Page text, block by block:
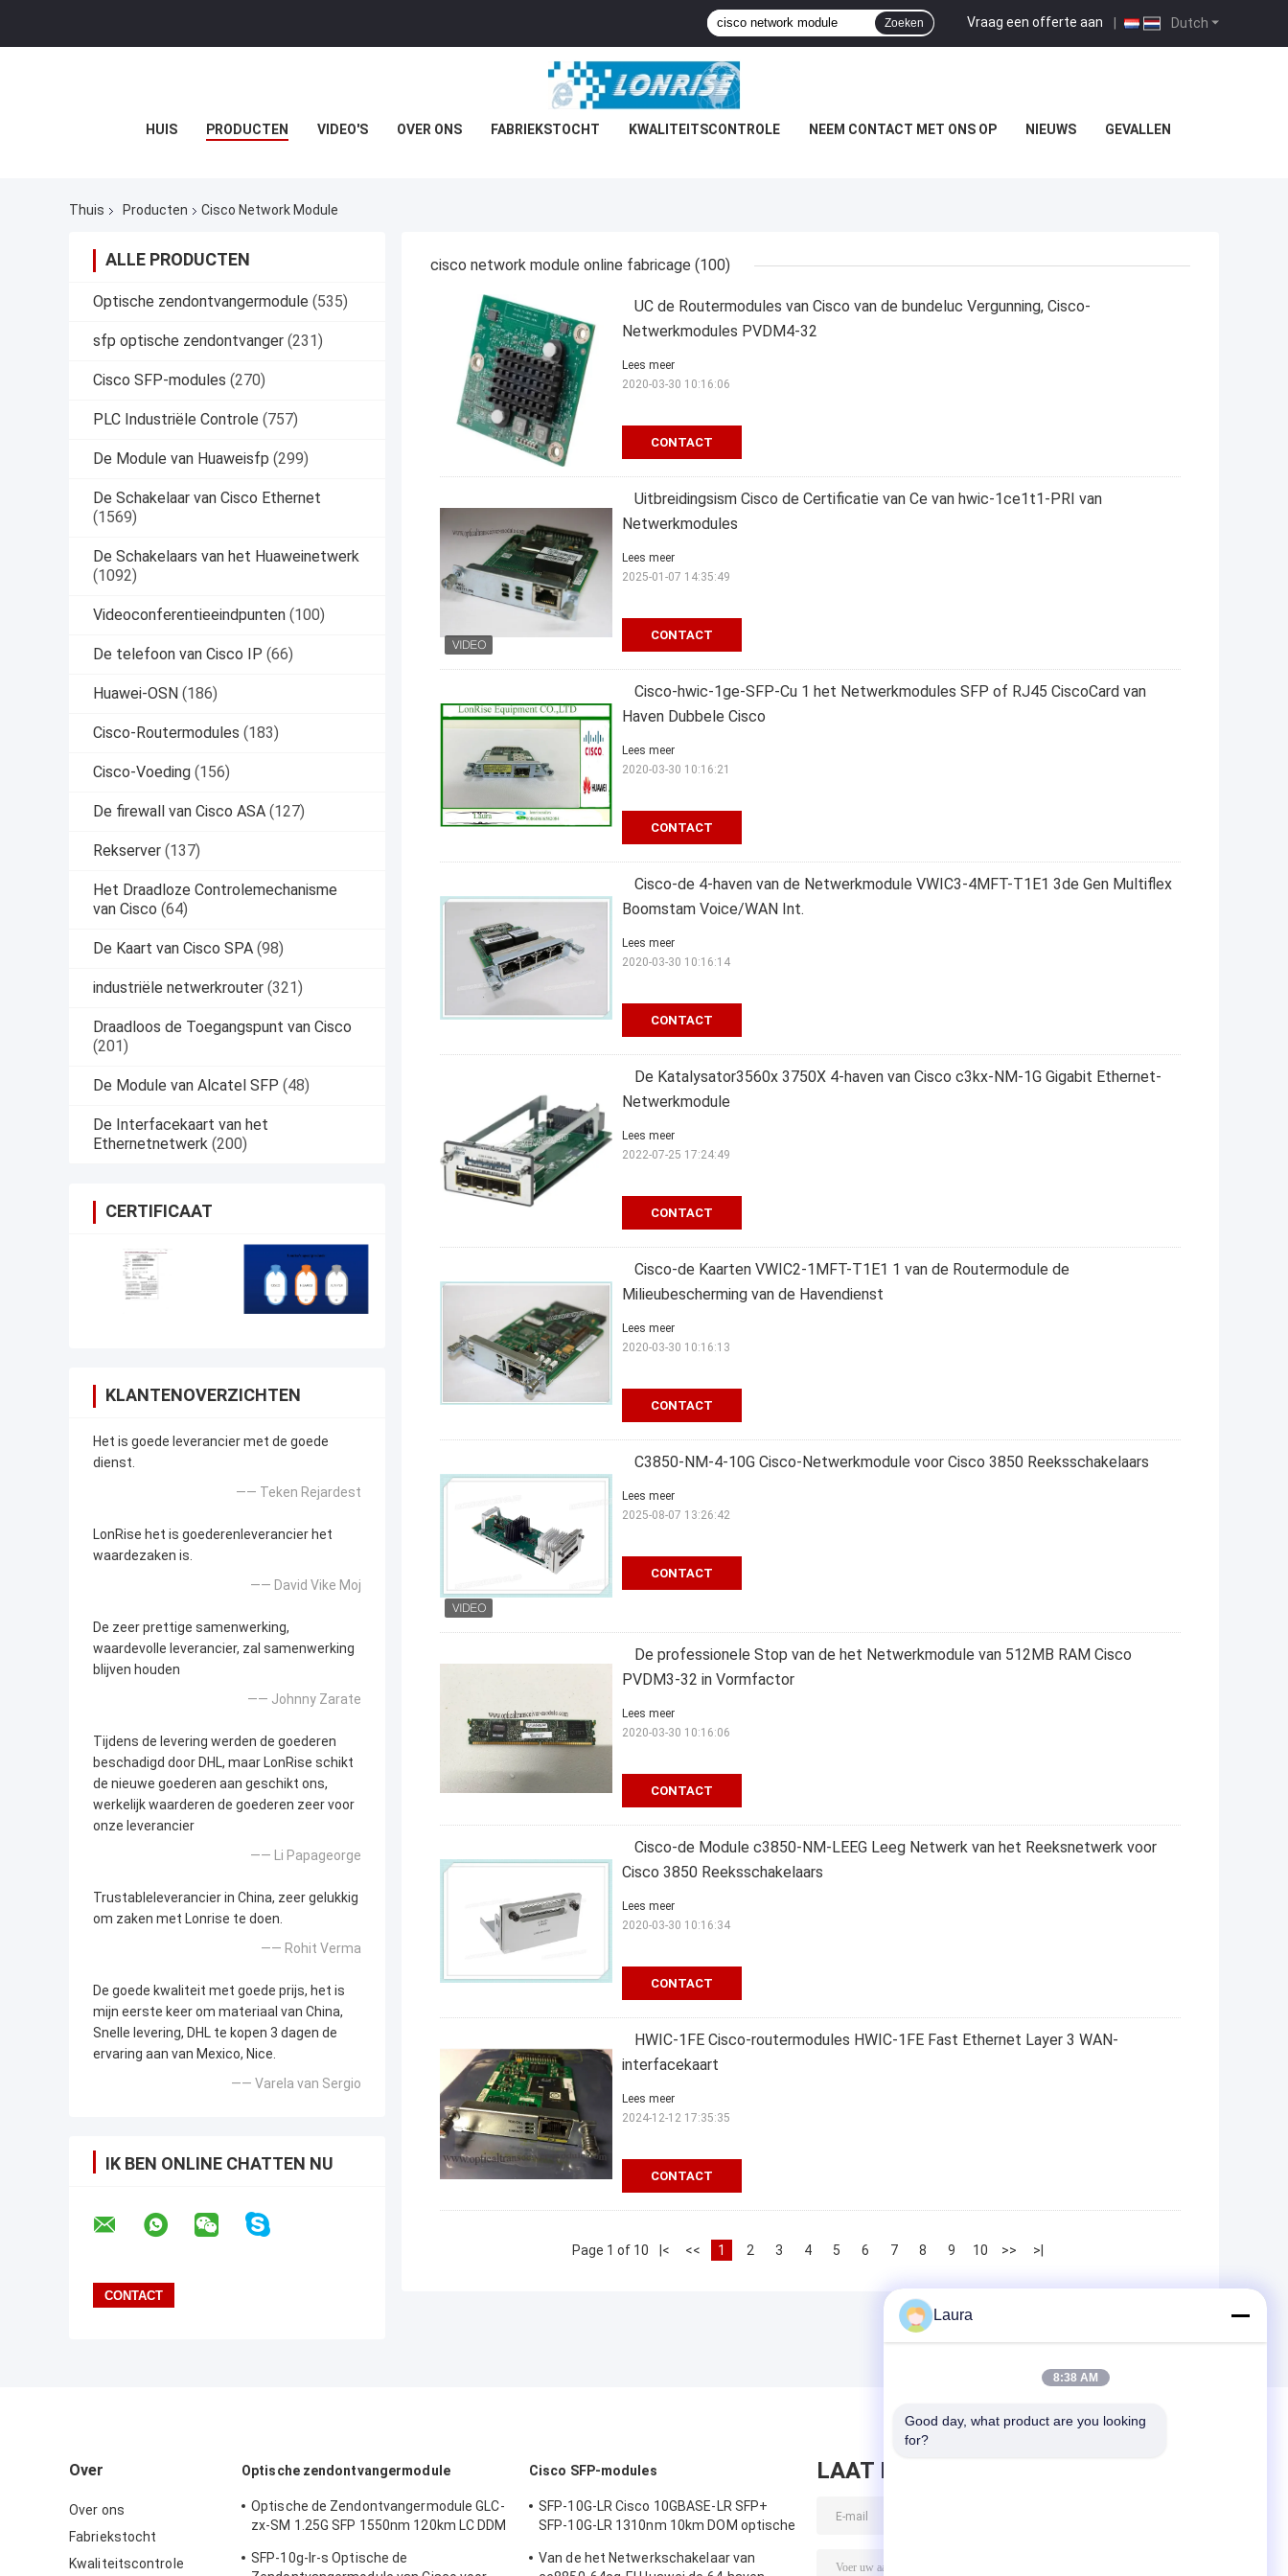
Dutch
Vraag een offerte aan |
Zoeken
HUIS PRODUCTEN VIDEO'S OVER ONS FABRIEKSTOCHT KWALITEITSCONTROLE NEEM CONTACT MET ONS OP NIEUWS GEVALLEN
Thuis Producten Cisco Network Module
ALLE PRODUCTEN
Optische zendontvangermodule (535)
sfp optische zendontvanger (231)
Cisco SFP-modules (270)
PLC Industriële Controle (757)
De Module van Huaweisfp (299)
De Schakelaar van Cisco Ethernet
(1569)
De Schakelaars van het Huaweinetwerk
(1092)
Videoconferentieeindpunten (100)
De telefoon van Cisco IP (66)
Huawei-OSN (186)
Cisco-Routermodules (183)
Cisco-Voeding (156)
De firewall van Cisco ASA (127)
Rekserver (137)
Het Draadloze Controlemechanisme
van Cisco (64)
De Kaart van Cisco SPA (98)
industriële netwerkrouter (321)
Draadloos de Toegangspunt van Cisco
(201)
De Module van Alcatel SFP (48)
De Interfacekaart van het
Ethernetnetwerk (200)
CERTIFICAAT
KLANTENOVERZICHTEN
Het is goede leverancier met de goede
dienst.
—— Teken Rejardest
LonRise het is goederenleverancier het
waardezaken is.
—— David Vike Moj
De zeer prettige samenwerking,
waardevolle leverancier, zal samenwerking
blijven houden
—— Johnny Zarate
Tijdens de levering werden de goederen
beschadigd door DHL, maar LonRise schikt
de nieuwe goederen aan geschikt ons,
werkelijk waarderen de goederen zeer voor
onze leverancier
—— Li Papageorge
Trustableleverancier in China, zeer gelukkig
om zaken met Lonrise te doen.
—— Rohit Verma
De goede kwaliteit met goede prijs, het is
mijn eerste keer om materiaal van China,
Snelle levering, DHL te kopen 3 dagen de
ervaring aan van Mexico, Nice.
—— Varela van Sergio
IK BEN ONLINE CHATTEN NU
cisco network module online fabricage (100)
UC de Routermodules van Cisco van de bundeluc Vergunning, Cisco-
Netwerkmodules PVDM4-32
CONTACT
Lees meer
2020-03-30 10:16:06
Uitbreidingsism Cisco de Certificatie van Ce van hwic-1ce1t1-PRI van
Netwerkmodules
CONTACT
Lees meer
2025-01-07 14:35:49
Cisco-hwic-1ge-SFP-Cu 1 het Netwerkmodules SFP of RJ45 CiscoCard van
Haven Dubbele Cisco
CONTACT
Lees meer
2020-03-30 10:16:21
Cisco-de 4-haven van de Netwerkmodule VWIC3-4MFT-T1E1 3de Gen Multiflex
Boomstam Voice/WAN Int.
CONTACT
Lees meer
2020-03-30 10:16:14
De Katalysator3560x 3750X 4-haven van Cisco c3kx-NM-1G Gigabit Ethernet-
Netwerkmodule
CONTACT
Lees meer
2022-07-25 17:24:49
Cisco-de Kaarten VWIC2-1MFT-T1E1 1 van de Routermodule de
Milieubescherming van de Havendienst
CONTACT
Lees meer
2020-03-30 10:16:13
C3850-NM-4-10G Cisco-Netwerkmodule voor Cisco 3850 Reeksschakelaars
CONTACT
Lees meer
2025-08-07 13:26:42
De professionele Stop van de het Netwerkmodule van 512MB RAM Cisco
PVDM3-32 in Vormfactor
CONTACT
Lees meer
2020-03-30 10:16:06
Cisco-de Module c3850-NM-LEEG Leeg Netwerk van het Reeksnetwerk voor
Cisco 3850 Reeksschakelaars
CONTACT
Lees meer
2020-03-30 10:16:34
HWIC-1FE Cisco-routermodules HWIC-1FE Fast Ethernet Layer 3 WAN-
interfacekaart
CONTACT
Lees meer
2024-12-12 17:35:35
Page 1 of 10 |< << 1 2 3 4 5 6 7 8 9 10 >> >|
Over
Over ons
Fabriekstocht
Kwaliteitscontrole
Optische zendontvangermodule
Optische de Zendontvangermodule GLC-
zx-SM 1.25G SFP 1550nm 120km LC DDM
SFP-10g-lr-s Optische de
Cisco SFP-modules
SFP-10G-LR Cisco 10GBASE-LR SFP+
SFP-10G-LR 1310nm 10km DOM optische
Van de het Netwerkschakelaar van
LAAT BERICHT ACHTER
Laura
8:38 AM
Good day, what product are you looking
for?